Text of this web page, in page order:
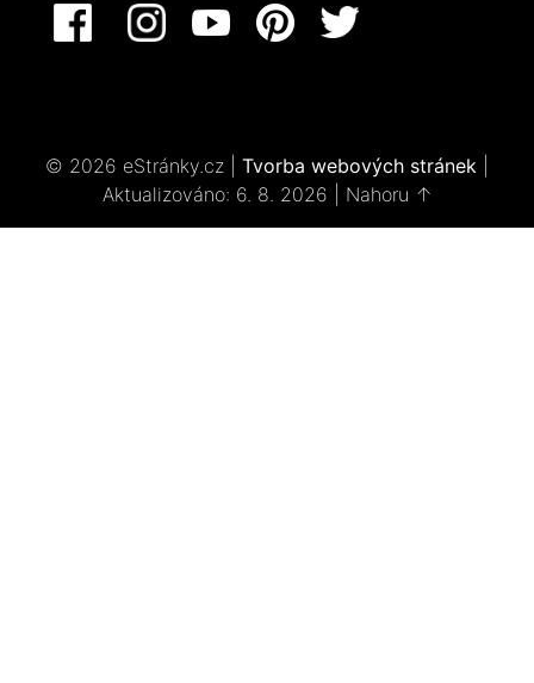
© 2026 eStránky.cz Tvorba webových stránek
Aktualizováno: 6. 8. 2026
Nahoru ↑